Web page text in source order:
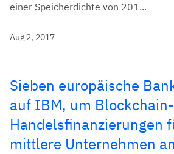
einer Speicherdichte von 201...
Aug 2, 2017
Sieben europäische
auf IBM, um
Handelsfinanzierungen
mittlere Unternehmen